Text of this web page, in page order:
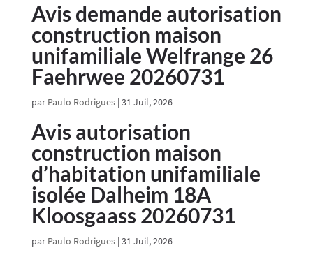
Avis demande autorisation
construction maison
unifamiliale Welfrange 26
Faehrwee 20260731
par Paulo Rodrigues| 31 Juil, 2026
Avis autorisation
construction maison
d’habitation unifamiliale
isolée Dalheim 18A
Kloosgaass 20260731
par Paulo Rodrigues| 31 Juil, 2026